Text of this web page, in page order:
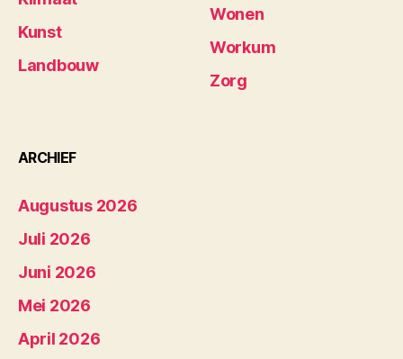
Kunst
Landbouw
Wonen
Workum
Zorg
ARCHIEF
Augustus 2026
Juli 2026
Juni 2026
Mei 2026
April 2026